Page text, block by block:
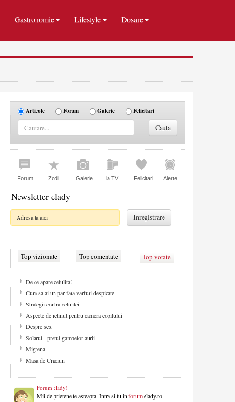
Gastronomie Lifestyle Dosare
Articole Forum Galerie Felicitari
Forum Zodii Galerie la TV Felicitari Alerte
Newsletter elady
Top vizionate Top comentate Top votate
De ce apare celulita?
Cum sa ai un par fara varfuri despicate
Strategii contra celulitei
Aspecte de retinut pentru camera copilului
Despre sex
Solarul - pretul gambelor aurii
Migrena
Masa de Craciun
Forum elady!
Mii de prietene te asteapta. Intra si tu inforumelady.ro.